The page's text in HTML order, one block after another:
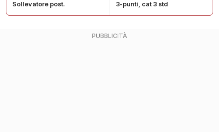
Sollevatore post. 3-punti, cat 3 std